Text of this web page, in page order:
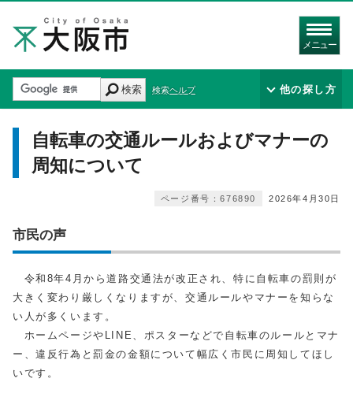
メニュー
検索 検索ヘルプ 他の探し方
⾃転⾞の交通ルールおよびマナーの
周知について
2026年4月30日
ページ番号：676890
市民の声
令和8年4月から道路交通法が改正され、特に自転車の罰則が
大きく変わり厳しくなりますが、交通ルールやマナーを知らな
い人が多くいます。
ホームページやLINE、ポスターなどで自転車のルールとマナ
ー、違反行為と罰金の金額について幅広く市民に周知してほし
いです。